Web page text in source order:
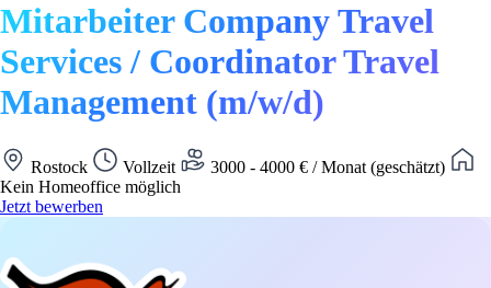
Mitarbeiter Company Travel
Services / Coordinator Travel
Management (m/w/d)
Rostock Vollzeit
3000 - 4000 € / Monat (geschätzt)
Kein Homeoffice möglich
Jetzt bewerben